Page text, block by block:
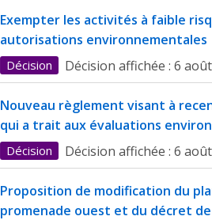
Exempter les activités à faible
autorisations environnementales
Décision Décision affichée : 6
Nouveau règlement visant à
qui a trait aux évaluations
Décision Décision affichée : 6
Proposition de modification du
promenade ouest et du décret